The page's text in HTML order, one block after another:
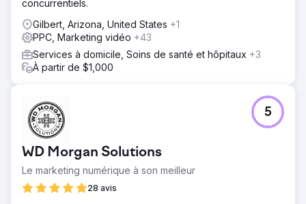
concurrentiels.
Gilbert, Arizona, United States +1
PPC, Marketing vidéo +43
Services à domicile, Soins de santé et hôpitaux +3
À partir de $1,000
WD Morgan Solutions
Le marketing numérique à son meilleur
28 avis
5